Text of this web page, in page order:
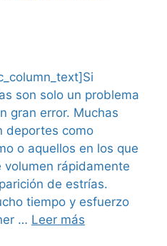
son solo un problema
gran error. Muchas
deportes como
o aquellos en los que
rápidamente
de estrías.
tiempo y esfuerzo
… Leer más